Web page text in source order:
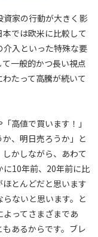
家の行動が大きく影
では欧米に比較して
入といった特殊な要
一般的かつ長い視点
たって高騰が続いて
高値で買います！」
、明日売ろうか」と
かしながら、あわて
に10年前、20年前に比
とんどだと思います
ないと思います。と
ってさまざまであ
あるからです。ブレ